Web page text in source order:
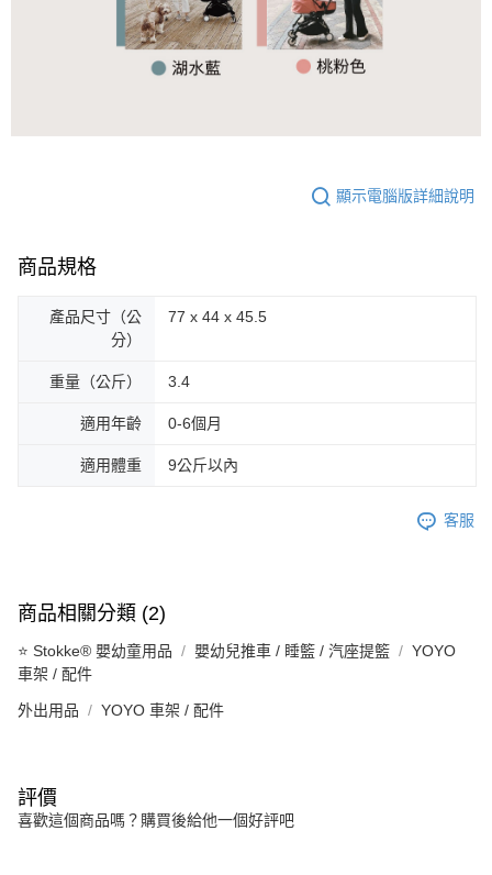
顯示電腦版詳細說明
商品規格
產品尺寸（公
分）
77 x 44 x 45.5
重量（公斤） 3.4
適用年齡 0-6個月
適用體重 9公斤以內
客服
商品相關分類 (2)
⭐ Stokke® 嬰幼童用品 嬰幼兒推車 / 睡籃 / 汽座提籃
YOYO
車架 / 配件
外出用品 YOYO 車架 / 配件
評價
喜歡這個商品嗎？購買後給他一個好評吧